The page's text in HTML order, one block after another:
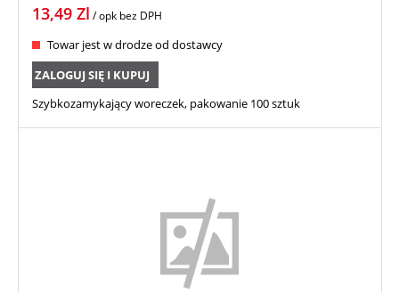
13,49 Zl / opk bez DPH
Towar jest w drodze od dostawcy
ZALOGUJ SIĘ I KUPUJ
Szybkozamykający woreczek, pakowanie 100 sztuk